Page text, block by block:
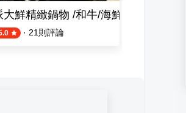
大鮮精緻鍋物 /和牛/海鮮/桃園新潮鍋物
· 21 則評論